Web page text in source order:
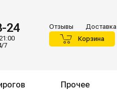
24
7
Отзывы Доставка
Корзина
Прочее